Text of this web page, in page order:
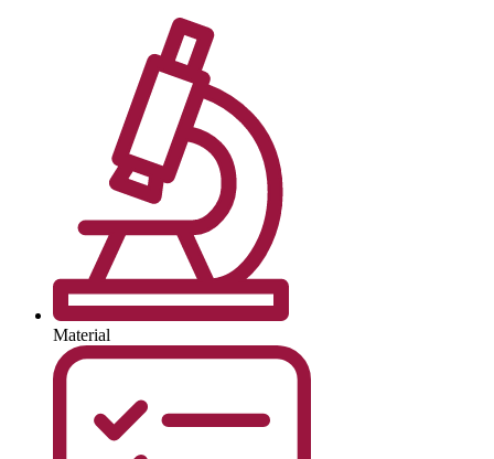
Material